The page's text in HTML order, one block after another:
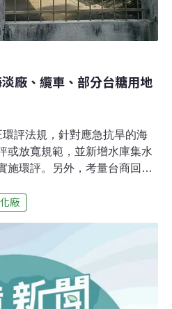
廠、纜車、部分台糖用地
評法規，針對應急抗旱的海
或放寬規範，並新增水庫集水
施環評。另外，考量台商回
土地，未來要設廠或建設產
相關子法修正，預告修正
評估細目及範圍認定標準」，
築物應實施環評距離、放寬緊
，並新增位於水庫集水區應實
廠